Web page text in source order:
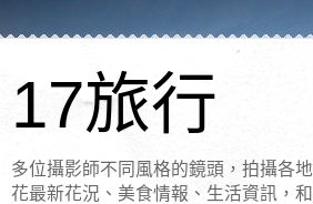
17旅行
多位攝影師不同風格的鏡頭，拍攝各
花最新花況、美食情報、生活資訊，